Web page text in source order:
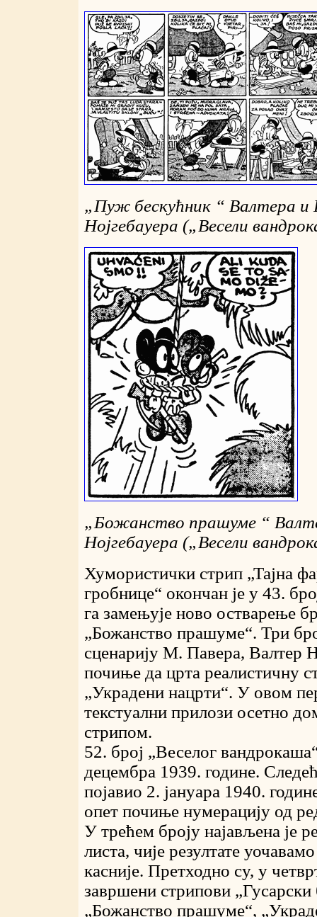
„ Пуж бескућник “ Валтера и
Нојгебауера („ Весели
„ Божанство прашуме “
Нојгебауера („ Весели
Хумористички стрип „Тајна
гробнице“ окончан је у 43.
га замењује ново остварење
„Божанство прашуме“. Три
сценарију М. Павера, Валтер
почиње да црта реалистичну
„Украдени нацрти“. У овом
текстуални прилози осетно
стрипом.
52. број „Веселог
децембра 1939. године.
појавио 2. јануара 1940.
опет почиње нумерацију од
У трећем броју најављена је
листа, чије резултате
касније. Претходно су, у
завршени стрипови „Гусарски
„Божанство прашуме“,